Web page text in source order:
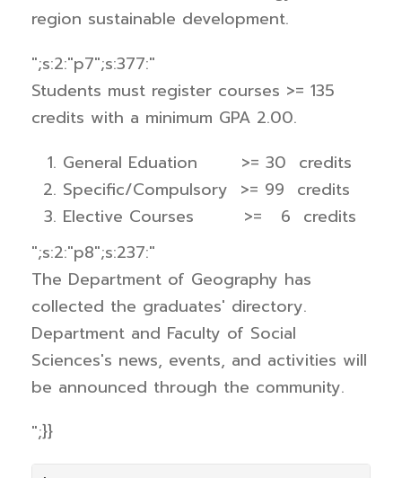
region sustainable development.
";s:2:"p7";s:377:"
Students must register courses >= 135
credits with a minimum GPA 2.00.
General Eduation >= 30 credits
Specific/Compulsory >= 99 credits
Elective Courses >= 6 credits
";s:2:"p8";s:237:"
The Department of Geography has
collected the graduates' directory.
Department and Faculty of Social
Sciences's news, events, and activities will
be announced through the community.
";}}